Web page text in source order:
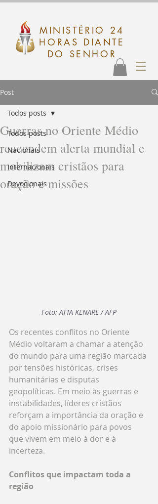
MINISTÉRIO 24
HORAS DIANTE
DO SENHOR
Post
Todos posts
Nacionais
Internacionais
Devocionais
Todos posts
Guerras no Oriente Médio
reacendem alerta mundial e
mobilizam cristãos para
oração e missões
Foto: ATTA KENARE / AFP
Os recentes conflitos no Oriente
Médio voltaram a chamar a atenção
do mundo para uma região marcada
por tensões históricas, crises
humanitárias e disputas
geopolíticas. Em meio às guerras e
instabilidades, líderes cristãos
reforçam a importância da oração e
do apoio missionário para povos
que vivem em meio à dor e à
incerteza.
Conflitos que impactam toda a
região